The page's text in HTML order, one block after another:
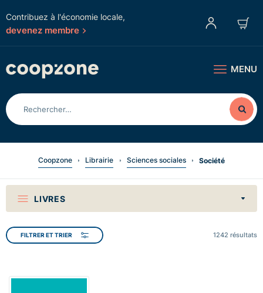
Contribuez à l'économie locale,
devenez membre
MENU
Coopzone Librairie Sciences sociales Société
LIVRES
FILTRER ET TRIER 1242 résultats